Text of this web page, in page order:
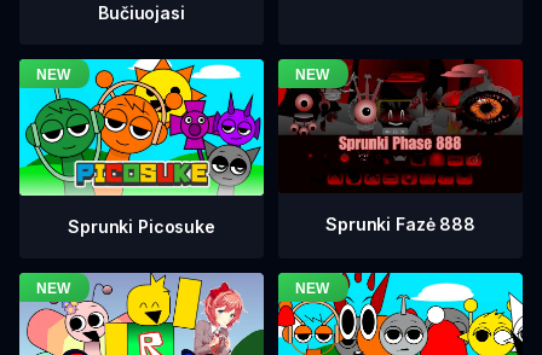
Bučiuojasi
Sprunki Picosuke Sprunki Fazė 888